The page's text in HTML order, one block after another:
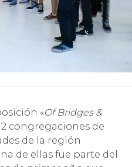
«Of Bridges &
congregaciones de
de la región
de ellas fue parte del